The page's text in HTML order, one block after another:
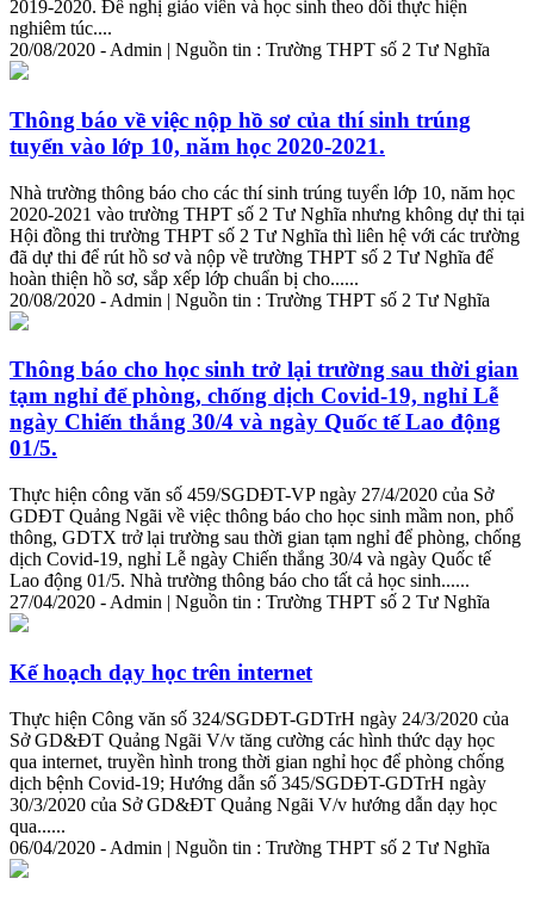
2019-2020. Đề nghị giáo viên và học sinh theo dõi thực hiện
nghiêm túc....
20/08/2020 - Admin | Nguồn tin : Trường THPT số 2 Tư Nghĩa
Thông báo về việc nộp hồ sơ của thí sinh trúng
tuyển vào lớp 10, năm học 2020-2021.
Nhà trường thông báo cho các thí sinh trúng tuyển lớp 10, năm học
2020-2021 vào trường THPT số 2 Tư Nghĩa nhưng không dự thi tại
Hội đồng thi trường THPT số 2 Tư Nghĩa thì liên hệ với các trường
đã dự thi để rút hồ sơ và nộp về trường THPT số 2 Tư Nghĩa để
hoàn thiện hồ sơ, sắp xếp lớp chuẩn bị cho......
20/08/2020 - Admin | Nguồn tin : Trường THPT số 2 Tư Nghĩa
Thông báo cho học sinh trở lại trường sau thời gian
tạm nghỉ để phòng, chống dịch Covid-19, nghỉ Lễ
ngày Chiến thắng 30/4 và ngày Quốc tế Lao động
01/5.
Thực hiện công văn số 459/SGDĐT-VP ngày 27/4/2020 của Sở
GDĐT Quảng Ngãi về việc thông báo cho học sinh mầm non, phổ
thông, GDTX trở lại trường sau thời gian tạm nghỉ để phòng, chống
dịch Covid-19, nghỉ Lễ ngày Chiến thắng 30/4 và ngày Quốc tế
Lao động 01/5. Nhà trường thông báo cho tất cả học sinh......
27/04/2020 - Admin | Nguồn tin : Trường THPT số 2 Tư Nghĩa
Kế hoạch dạy học trên internet
Thực hiện Công văn số 324/SGDĐT-GDTrH ngày 24/3/2020 của
Sở GD&ĐT Quảng Ngãi V/v tăng cường các hình thức dạy học
qua internet, truyền hình trong thời gian nghỉ học để phòng chống
dịch bệnh Covid-19; Hướng dẫn số 345/SGDĐT-GDTrH ngày
30/3/2020 của Sở GD&ĐT Quảng Ngãi V/v hướng dẫn dạy học
qua......
06/04/2020 - Admin | Nguồn tin : Trường THPT số 2 Tư Nghĩa